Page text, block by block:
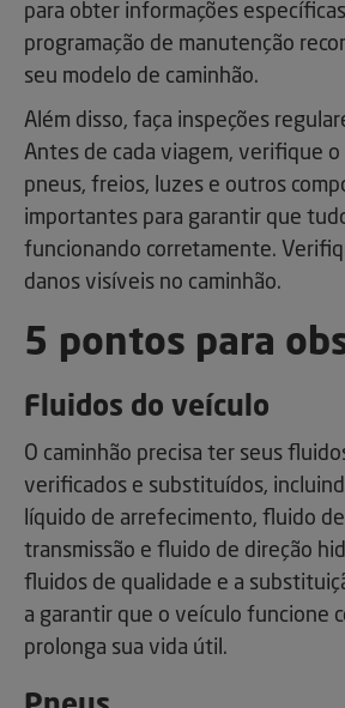
para obter informações
programação de manutenção
seu modelo de caminhão.
Além disso, faça inspeções
Antes de cada viagem, verifique
pneus, freios, luzes e outros
importantes para garantir que
funcionando corretamente.
danos visíveis no caminhão.
5 pontos para
Fluidos do veículo
O caminhão precisa ter seus
verificados e substituídos,
líquido de arrefecimento, fluido
transmissão e fluido de direção
fluidos de qualidade e a
a garantir que o veículo funcione
prolonga sua vida útil.